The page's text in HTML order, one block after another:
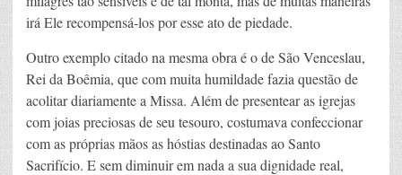
irá Ele recompensá-los por esse ato de piedade.
Outro exemplo citado na mesma obra é o de São Venceslau,
Rei da Boêmia, que com muita humildade fazia questão de
acolitar diariamente a Missa. Além de presentear as igrejas
com joias preciosas de seu tesouro, costumava confeccionar
com as próprias mãos as hóstias destinadas ao Santo
Sacrifício. E sem diminuir em nada a sua dignidade real,